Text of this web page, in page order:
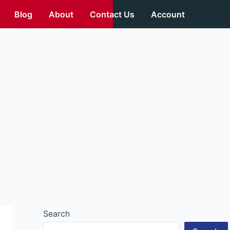
Blog About Contact Us Account
Search